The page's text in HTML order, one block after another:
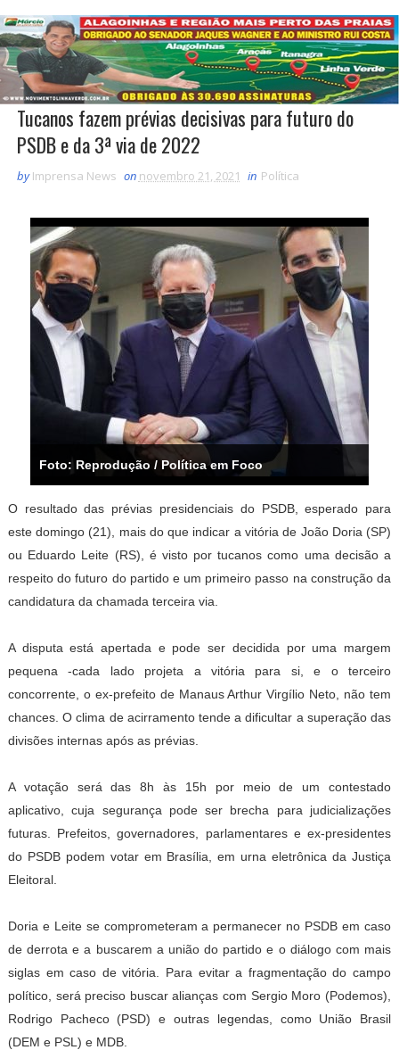
Tucanos fazem prévias decisivas para futuro do
PSDB e da 3ª via de 2022
by Imprensa News on novembro 21, 2021 in Política
Foto: Reprodução / Política em Foco
O resultado das prévias presidenciais do PSDB, esperado para
este domingo (21), mais do que indicar a vitória de João Doria (SP)
ou Eduardo Leite (RS), é visto por tucanos como uma decisão a
respeito do futuro do partido e um primeiro passo na construção da
candidatura da chamada terceira via.
A disputa está apertada e pode ser decidida por uma margem
pequena -cada lado projeta a vitória para si, e o terceiro
concorrente, o ex-prefeito de Manaus Arthur Virgílio Neto, não tem
chances. O clima de acirramento tende a dificultar a superação das
divisões internas após as prévias.
A votação será das 8h às 15h por meio de um contestado
aplicativo, cuja segurança pode ser brecha para judicializações
futuras. Prefeitos, governadores, parlamentares e ex-presidentes
do PSDB podem votar em Brasília, em urna eletrônica da Justiça
Eleitoral.
Doria e Leite se comprometeram a permanecer no PSDB em caso
de derrota e a buscarem a união do partido e o diálogo com mais
siglas em caso de vitória. Para evitar a fragmentação do campo
político, será preciso buscar alianças com Sergio Moro (Podemos),
Rodrigo Pacheco (PSD) e outras legendas, como União Brasil
(DEM e PSL) e MDB.